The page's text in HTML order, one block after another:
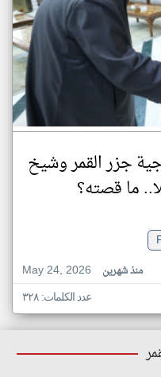
جزر القمر وشيخ
ما قصته؟
May 24, 2026
منذ شهرين
عدد الكلمات: ٣٢٨